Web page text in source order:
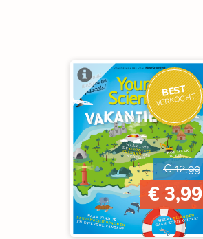
BEST
VERKOCHT
€ 12,99
€ 3,99